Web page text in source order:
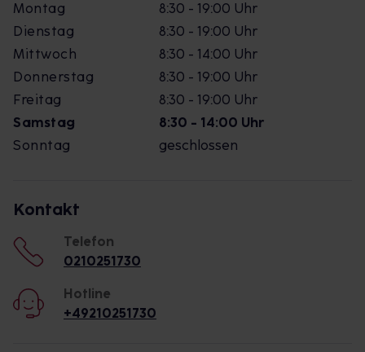
Montag
8:30 - 19:00 Uhr
Dienstag
8:30 - 19:00 Uhr
Mittwoch
8:30 - 14:00 Uhr
Donnerstag
8:30 - 19:00 Uhr
Freitag
8:30 - 19:00 Uhr
Samstag
8:30 - 14:00 Uhr
Sonntag
geschlossen
Kontakt
Telefon
0210251730
Hotline
+49210251730